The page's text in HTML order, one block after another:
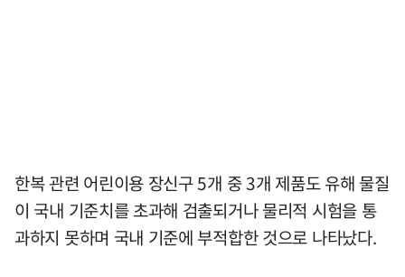
한복 관련 어린이용 장신구 5개 중 3개 제품도 유해 물질
이 국내 기준치를 초과해 검출되거나 물리적 시험을 통
과하지 못하며 국내 기준에 부적합한 것으로 나타났다.